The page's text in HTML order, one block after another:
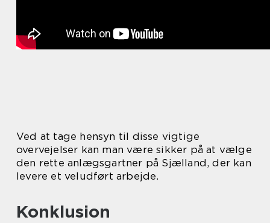
Ved at tage hensyn til disse vigtige
overvejelser kan man være sikker på at vælge
den rette anlægsgartner på Sjælland, der kan
levere et veludført arbejde.
Konklusion